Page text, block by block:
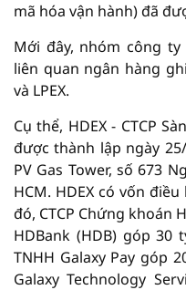
mã hóa vận hành) đã
Mới đây, nhóm công
liên quan ngân hàng
và LPEX.
Cụ thể, HDEX - CTCP
được thành lập ngày
PV Gas Tower, số 673
HCM. HDEX có vốn
đó, CTCP Chứng khoán
HDBank (HDB) góp 30
TNHH Galaxy Pay góp
Galaxy Technology